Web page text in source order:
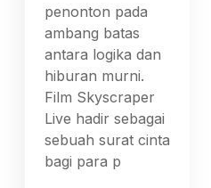
penonton pada
ambang batas
antara logika dan
hiburan murni.
Film Skyscraper
Live hadir sebagai
sebuah surat cinta
bagi para p